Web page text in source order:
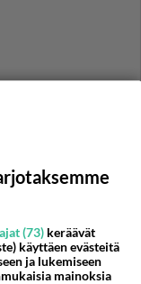
(73) keräävät
käyttäen evästeitä
ja lukemiseen
mainoksia